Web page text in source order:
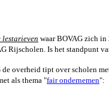
waar BOVAG zich
Rijscholen. Is het standpunt
overheid tipt over scholen
als thema "fair ondernemen":